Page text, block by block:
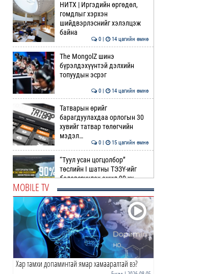
НИТХ | Иргэдийн өргөдөл,
гомдлыг хэрхэн
шийдвэрлэснийг хэлэлцэж
байна
0 | 14 цагийн өмнө
The MongolZ шинэ
бүрэлдэхүүнтэй дэлхийн
топуудын эсрэг
0 | 14 цагийн өмнө
Татварын өрийг
барагдуулахдаа орлогын 30
хувийг татвар төлөгчийн
мэдэл…
0 | 15 цагийн өмнө
“Туул усан цогцолбор”
төслийн I шатны ТЭЗҮ-ийг
боловсруулах ажил 90 ху…
Нийслэлийн иргэдийн
Төлөөлөгчдийн Хурлын
Ээлжит VIII хуралдаан
эхэллээ
0 | 16 цагийн өмнө
ТОО | Гадаад валютын нөөц
MOBILE TV
Хар тамхи допаминтай ямар хамааралтай вэ?